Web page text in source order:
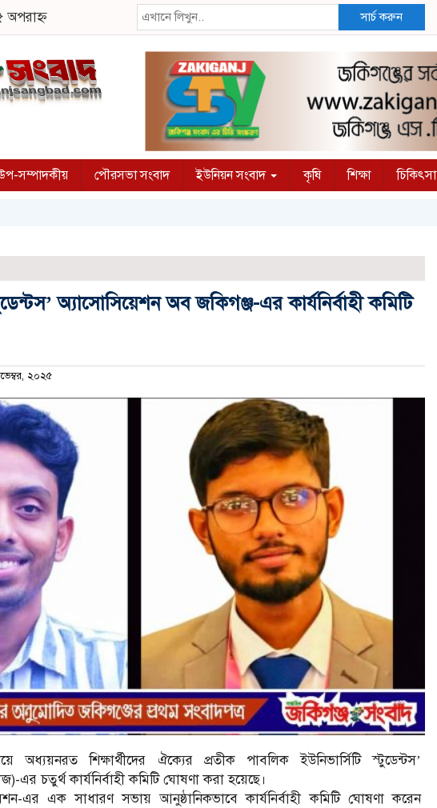
অপরাহ্ন সার্চ করুন
সম্পাদকীয় পৌরসভা সংবাদ ইউনিয়ন সংবাদ কৃষি শিক্ষা চিকিৎসা
অ্যাসোসিয়েশন অব জকিগঞ্জ-এর কার্যনির্বাহী কমিটি
২০২৫
অধ্যয়নরত শিক্ষার্থীদের ঐক্যের প্রতীক পাবলিক ইউনিভার্সিটি স্টুডেন্টস’
চতুর্থ কার্যনির্বাহী কমিটি ঘোষণা করা হয়েছে।
এর এক সাধারণ সভায় আনুষ্ঠানিকভাবে কার্যনির্বাহী কমিটি ঘোষণা করেন